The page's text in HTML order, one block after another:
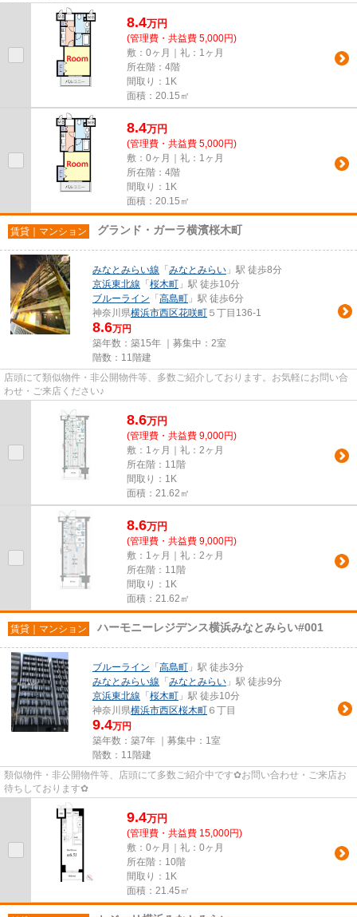
8.4万円
(管理費・共益費 5,000円)
敷：0ヶ月｜礼：1ヶ月
所在階：4階
間取り：1K
面積：20.15㎡
8.4万円
(管理費・共益費 5,000円)
敷：0ヶ月｜礼：1ヶ月
所在階：4階
間取り：1K
面積：20.15㎡
賃貸｜マンション グランド・ガーラ横濱桜木町
みなとみらい線 「 みなとみらい 」駅 徒歩8分
京浜東北線 「 桜木町 」駅 徒歩10分
ブルーライン 「 高島町 」駅 徒歩6分
神奈川県横浜市西区花咲町 ５丁目136-1
8.6万円
築年数：築15年 ｜募集中： 2室
階数：11階建
店頭にて類似物件・非公開物件等、多数ご紹介しております。お気軽にお問い合
わせ・ご来店ください♪
8.6万円
(管理費・共益費 9,000円)
敷：1ヶ月｜礼：2ヶ月
所在階：11階
間取り：1K
面積：21.62㎡
8.6万円
(管理費・共益費 9,000円)
敷：1ヶ月｜礼：2ヶ月
所在階：11階
間取り：1K
面積：21.62㎡
賃貸｜マンション ハーモニーレジデンス横浜みなとみらい#001
ブルーライン 「 高島町 」駅 徒歩3分
みなとみらい線 「 みなとみらい 」駅 徒歩9分
京浜東北線 「 桜木町 」駅 徒歩10分
神奈川県横浜市西区桜木町 ６丁目
9.4万円
築年数：築7年 ｜募集中： 1室
階数：11階建
類似物件・非公開物件等、店頭にて多数ご紹介中です✿お問い合わせ・ご来店お
待ちしております✿
9.4万円
(管理費・共益費 15,000円)
敷：0ヶ月｜礼：0ヶ月
所在階：10階
間取り：1K
面積：21.45㎡